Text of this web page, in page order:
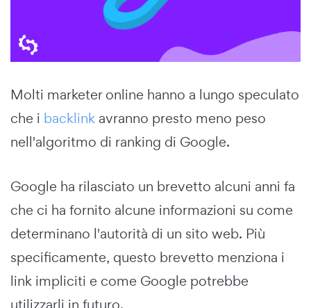
Molti marketer online hanno a lungo speculato
che i backlink avranno presto meno peso
nell'algoritmo di ranking di Google.
Google ha rilasciato un brevetto alcuni anni fa
che ci ha fornito alcune informazioni su come
determinano l'autorità di un sito web. Più
specificamente, questo brevetto menziona i
link impliciti e come Google potrebbe
utilizzarli in futuro.